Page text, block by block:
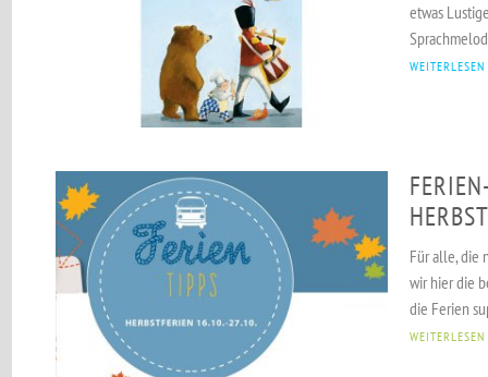
etwas
WEITERLESEN
Für alle, die
wir hier die
die Ferien
WEITERLESEN